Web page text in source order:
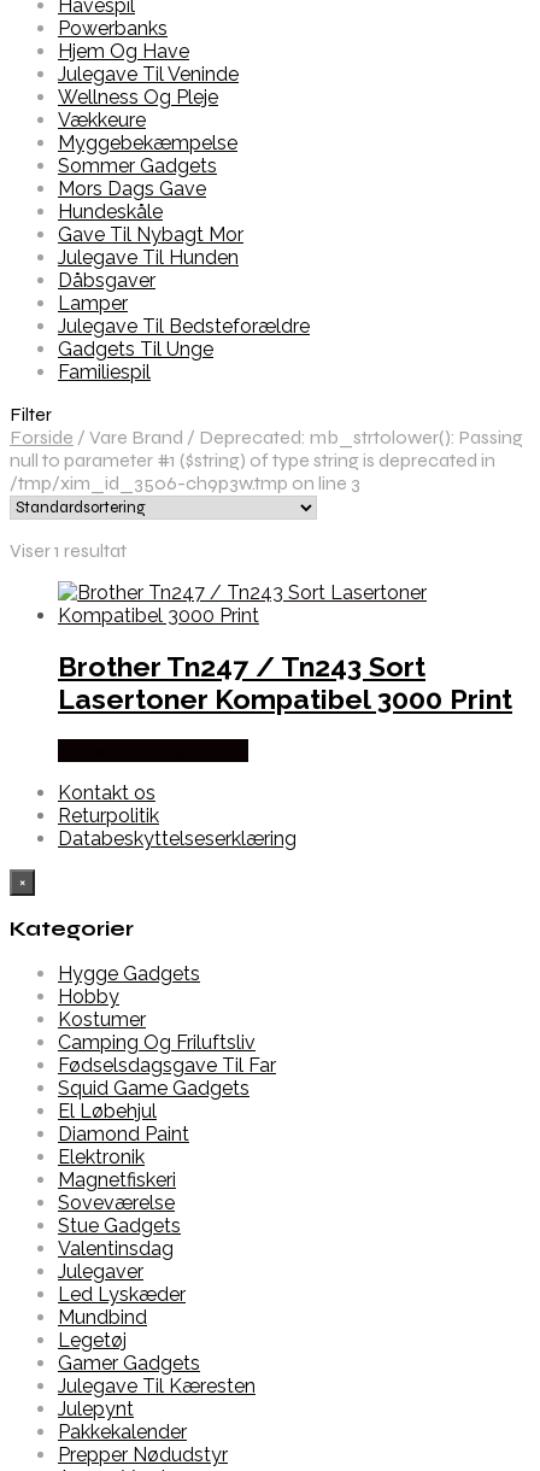
Havespil
Powerbanks
Hjem Og Have
Julegave Til Veninde
Wellness Og Pleje
Vækkeure
Myggebekæmpelse
Sommer Gadgets
Mors Dags Gave
Hundeskåle
Gave Til Nybagt Mor
Julegave Til Hunden
Dåbsgaver
Lamper
Julegave Til Bedsteforældre
Gadgets Til Unge
Familiespil
Filter
Forside / Vare Brand / Deprecated: mb_strtolower(): Passing
null to parameter #1 ($string) of type string is deprecated in
/tmp/xim_id_3506-ch9p3w.tmp on line 3
Viser 1 resultat
Brother Tn247 / Tn243 Sort
Lasertoner Kompatibel 3000 Print
Kontakt os
Returpolitik
Databeskyttelseserklæring
×
Kategorier
Hygge Gadgets
Hobby
Kostumer
Camping Og Friluftsliv
Fødselsdagsgave Til Far
Squid Game Gadgets
El Løbehjul
Diamond Paint
Elektronik
Magnetfiskeri
Soveværelse
Stue Gadgets
Valentinsdag
Julegaver
Led Lyskæder
Mundbind
Legetøj
Gamer Gadgets
Julegave Til Kæresten
Julepynt
Pakkekalender
Prepper Nødudstyr